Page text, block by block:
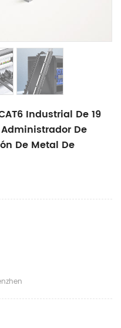
Industrial De 19
De
De Metal De